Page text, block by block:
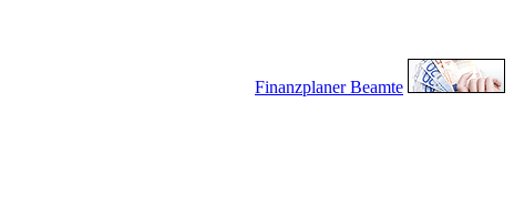
Finanzplaner Beamte